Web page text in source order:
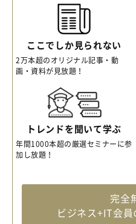
ここでしか見られない
2万本超のオリジナル記事・動
画・資料が見放題！
トレンドを聞いて学ぶ
年間1000本超の厳選セミナーに参
加し放題！
完全
ビジネス+IT会